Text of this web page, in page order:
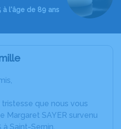
l'âge de 89 ans
tristesse que nous vous
Margaret SAYER survenu
Saint-Sernin.